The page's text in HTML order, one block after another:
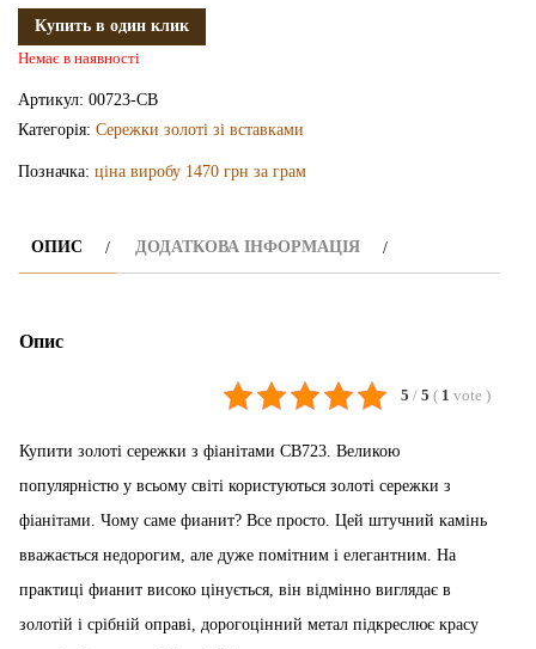
Купить в один клик
Немає в наявності
Артикул: 00723-СВ
Категорія: Сережки золоті зі вставками
Позначка: ціна виробу 1470 грн за грам
ОПИС ДОДАТКОВА ІНФОРМАЦІЯ
Опис
5 / 5 ( 1 vote )
Купити золоті сережки з фіанітами СВ723. Великою
популярністю у всьому світі користуються золоті сережки з
фіанітами. Чому саме фианит? Все просто. Цей штучний камінь
вважається недорогим, але дуже помітним і елегантним. На
практиці фианит високо цінується, він відмінно виглядає в
золотій і срібній оправі, дорогоцінний метал підкреслює красу